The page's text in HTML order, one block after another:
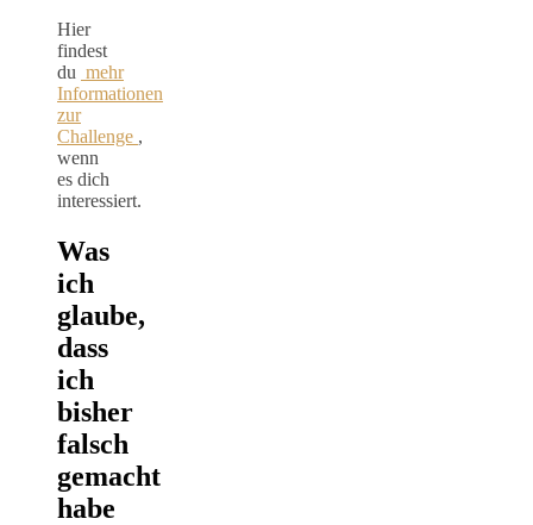
Hier
findest
du mehr
Informationen
zur
Challenge ,
wenn
es dich
interessiert.
Was
ich
glaube,
dass
ich
bisher
falsch
gemacht
habe